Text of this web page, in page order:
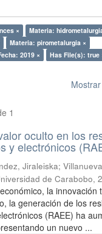
×
Materia:
Materia: pirometalurgia ×
2019 ×
Has File(s): true
1
oculto en los
y electrónicos
Jiraleiska;
de Carabobo,
la innovación
la generación de los
(RAEE) ha
un nuevo ...